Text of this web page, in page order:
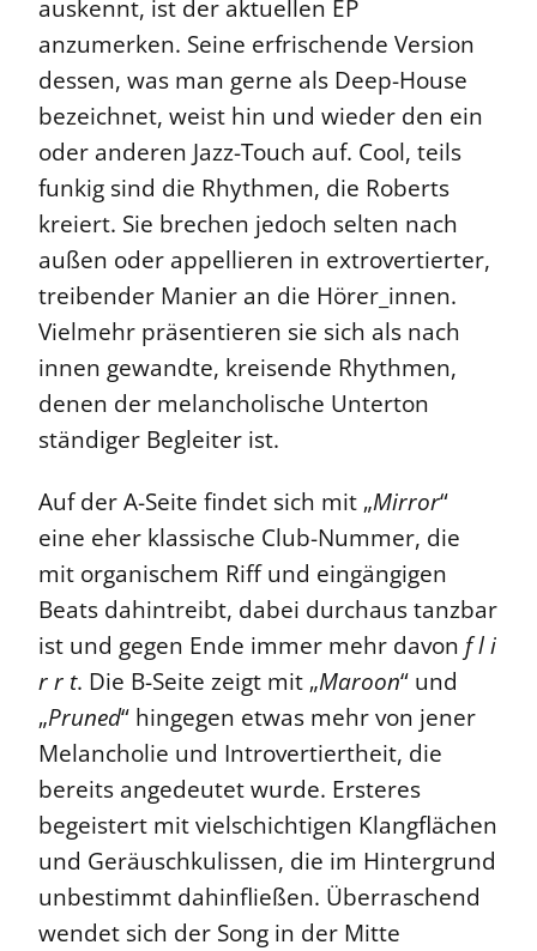
auskennt, ist der aktuellen EP
anzumerken. Seine erfrischende Version
dessen, was man gerne als Deep-House
bezeichnet, weist hin und wieder den ein
oder anderen Jazz-Touch auf. Cool, teils
funkig sind die Rhythmen, die Roberts
kreiert. Sie brechen jedoch selten nach
außen oder appellieren in extrovertierter,
treibender Manier an die Hörer_innen.
Vielmehr präsentieren sie sich als nach
innen gewandte, kreisende Rhythmen,
denen der melancholische Unterton
ständiger Begleiter ist.
Auf der A-Seite findet sich mit „Mirror“
eine eher klassische Club-Nummer, die
mit organischem Riff und eingängigen
Beats dahintreibt, dabei durchaus tanzbar
ist und gegen Ende immer mehr davon f l i
r r t. Die B-Seite zeigt mit „Maroon“ und
„Pruned“ hingegen etwas mehr von jener
Melancholie und Introvertiertheit, die
bereits angedeutet wurde. Ersteres
begeistert mit vielschichtigen Klangflächen
und Geräuschkulissen, die im Hintergrund
unbestimmt dahinfließen. Überraschend
wendet sich der Song in der Mitte